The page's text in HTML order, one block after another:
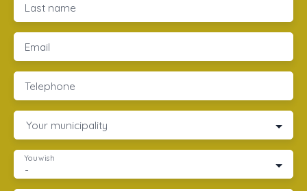
Last name
Email
Telephone
Your municipality
-
You wish